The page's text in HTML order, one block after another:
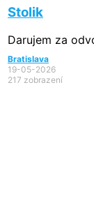
Stolik
Darujem za
Bratislava
19-05-2026
217 zobrazení